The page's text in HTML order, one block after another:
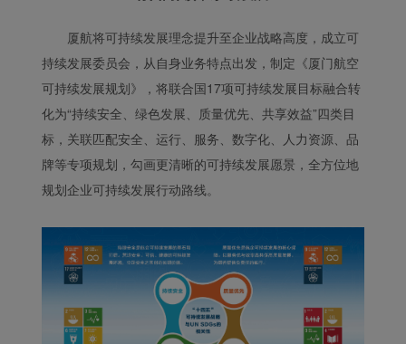
厦航将可持续发展理念提升至企业战略高度，成立可
持续发展委员会，从自身业务特点出发，制定《厦门航空
可持续发展规划》，将联合国17项可持续发展目标融合转
化为“持续安全、绿色发展、质量优先、共享效益”四类目
标，关联匹配安全、运行、服务、数字化、人力资源、品
牌等专项规划，勾画更清晰的可持续发展愿景，全方位地
规划企业可持续发展行动路线。